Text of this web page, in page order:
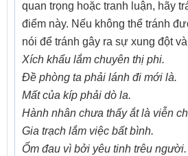
quan trọng hoặc tranh luận, hãy
điểm này. Nếu không thể tránh
nói để tránh gây ra sự xung đột
Xích khẩu lắm chuyên thị phi.
Đề phòng ta phải lánh đi mới là.
Mất của kíp phải dò la.
Hành nhân chưa thấy ắt là viễn
Gia trạch lắm việc bất bình.
Ốm đau vì bởi yêu tinh trêu người.